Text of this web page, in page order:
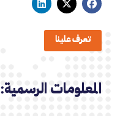
تعرف علينا
المعلومات الرسمية: